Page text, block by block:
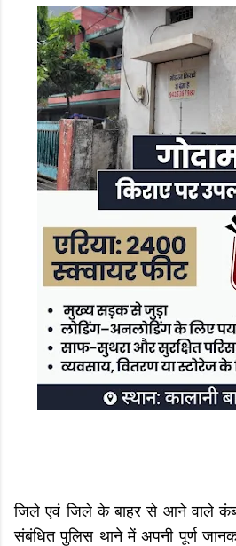
जिले एवं जिले के बाहर से आने वाले
संबंधित पुलिस थाने में अपनी पूर्ण